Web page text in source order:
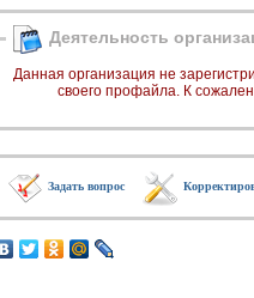
Деятельность
Данная организация не
своего профайла. К
Задать вопрос